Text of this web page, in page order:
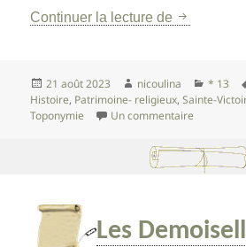
Continuer la lecture de Bastide
Publié
le
21 août 2023 Auteur
nicoulina * 13
Histoire, Patrimoine- religieux,Sainte-
Toponymie
Un commentaire
Les